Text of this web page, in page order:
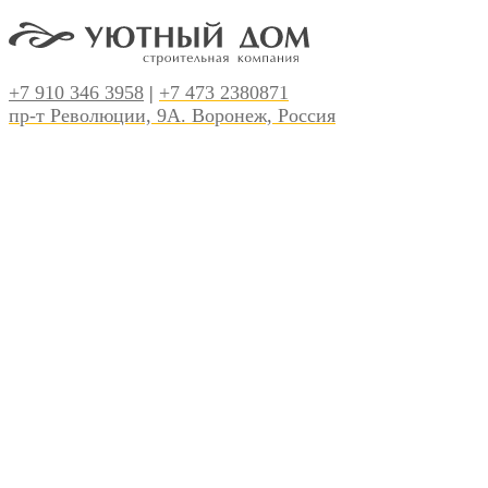
+7 910 346 3958 | +7 473 2380871
пр-т Революции, 9А. Воронеж, Россия